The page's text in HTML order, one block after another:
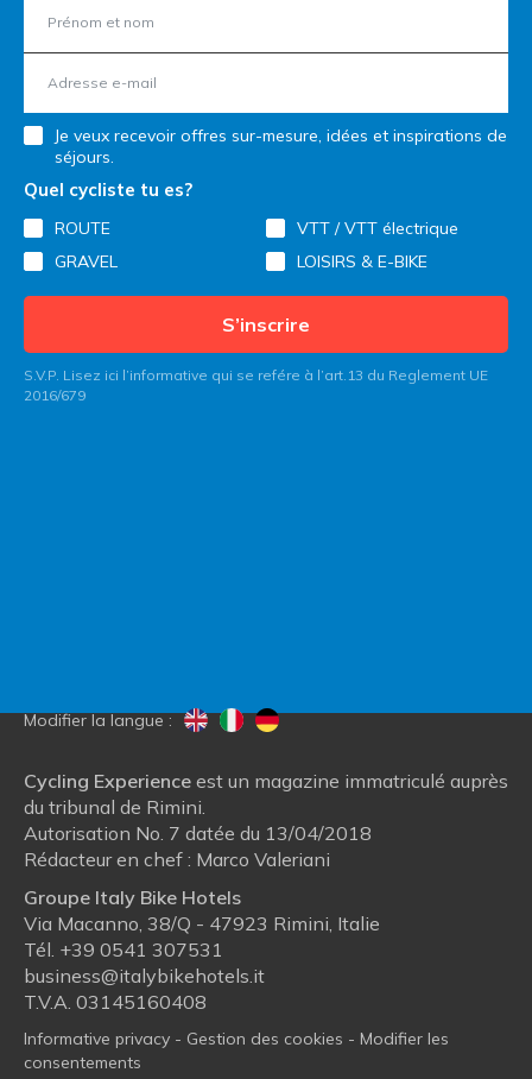
Je veux recevoir offres sur-mesure, idées et inspirations de
séjours.
Quel cycliste tu es?
ROUTE
VTT / VTT électrique
GRAVEL
LOISIRS & E-BIKE
S’inscrire
S.V.P. Lisez ici l’informative qui se refére à l’art.13 du Reglement UE
2016/679
Modifier la langue :
Cycling Experience est un magazine immatriculé auprès
du tribunal de Rimini.
Autorisation No. 7 datée du 13/04/2018
Rédacteur en chef : Marco Valeriani
Groupe Italy Bike Hotels
Via Macanno, 38/Q - 47923 Rimini, Italie
Tél. +39 0541 307531
business@italybikehotels.it
T.V.A. 03145160408
Informative privacy - Gestion des cookies - Modifier les
consentements